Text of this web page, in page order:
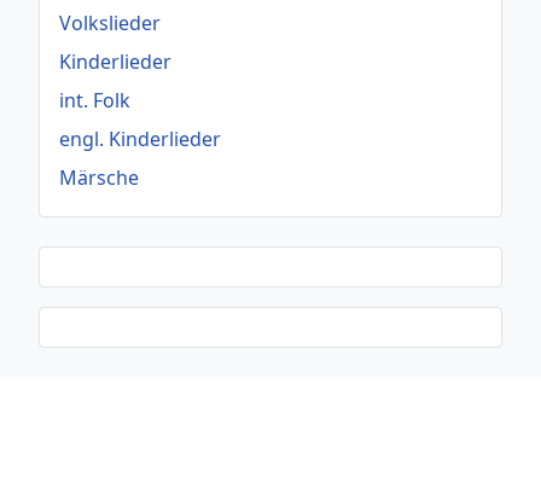
Volkslieder
Kinderlieder
int. Folk
engl. Kinderlieder
Märsche